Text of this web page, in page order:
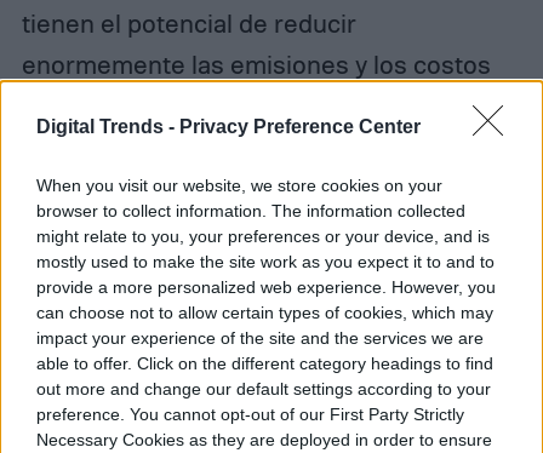
Digital Trends - Privacy Preference Center
When you visit our website, we store cookies on your
browser to collect information. The information collected
might relate to you, your preferences or your device, and is
mostly used to make the site work as you expect it to and to
provide a more personalized web experience. However, you
can choose not to allow certain types of cookies, which may
impact your experience of the site and the services we are
able to offer. Click on the different category headings to find
out more and change our default settings according to your
preference. You cannot opt-out of our First Party Strictly
Necessary Cookies as they are deployed in order to ensure
tienen el potencial de reducir
enormemente las emisiones y los costos
actuales de la tecnología de baterías para
la gama ha sido un obstáculo importante.
Curiosamente, otra compañía que lleva el
nombre de Nikola Tesla, Nikola Motors,
también está desarrollando un camión de
cero emisiones. LlamadoNikola One,
combina pilas de combustible de hidrógeno
con baterías.